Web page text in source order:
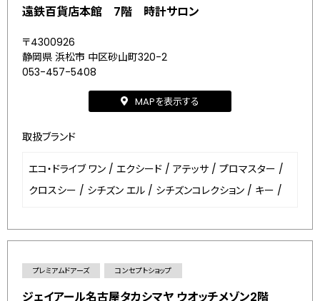
遠鉄百貨店本館 7階 時計サロン
〒4300926
静岡県 浜松市 中区砂山町320-2
053-457-5408
MAPを表示する
取扱ブランド
エコ・ドライブ ワン / エクシード / アテッサ / プロマスター /
クロスシー / シチズン エル / シチズンコレクション / キー /
プレミアムドアーズ コンセプトショップ
ジェイアール名古屋タカシマヤ ウオッチメゾン2階